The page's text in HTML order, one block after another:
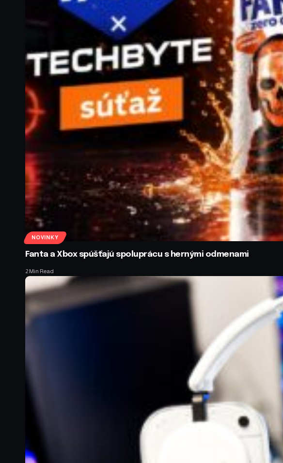
NOVINKY
Fanta a Xbox spúšťajú spoluprácu s hernými odmenami
2 Min Read